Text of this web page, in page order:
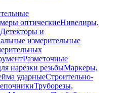
оптическиеНивелиры,
Детекторы и
измерительные
Разметочные
нарезки резьбыМаркеры,
ударныеСтроительно-
Труборезы,